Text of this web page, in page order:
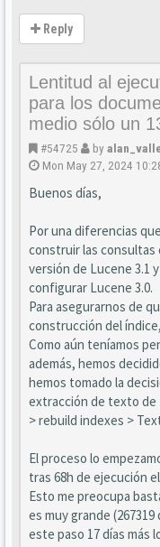
Reply
Lentitud al
para los
medio sólo un
#54725 by
Mon May 27, 2024
Buenos días,
Por una diferencias
construir las consultas
versión de Lucene 3.1
configurar Lucene 3.0.
Para asegurarnos de
construcción del
Como aún teníamos
además, hemos
hemos tomado la
extracción de texto de
> rebuild indexes >
El proceso lo
tras 68h de ejecución
Esto me preocupa
es muy grande
este paso 17 días más